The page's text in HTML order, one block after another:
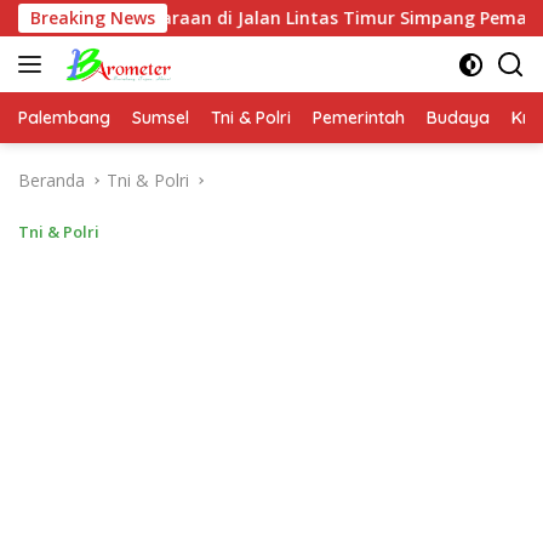
Langsung
ke
konten
Breaking News
di Jalan Lintas Timur Simpang Pematang
Palembang Sumsel Tni & Polri Pemerintah Budaya
Beranda Tni & Polri
Tni & Polri